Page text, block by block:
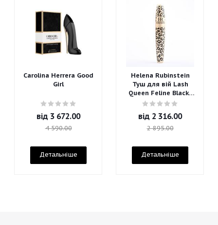
Carolina Herrera Good
Girl
від 3 672.00
4 590.00
Детальніше
Helena Rubinstein
Туш для вій Lash
Queen Feline Blacks
Mascara
від 2 316.00
2 895.00
Детальніше